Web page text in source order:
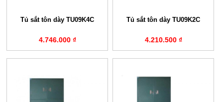
Tủ sắt tôn dày TU09K4C
4.746.000 ₫
Tủ sắt tôn dày TU09K2C
4.210.500 ₫